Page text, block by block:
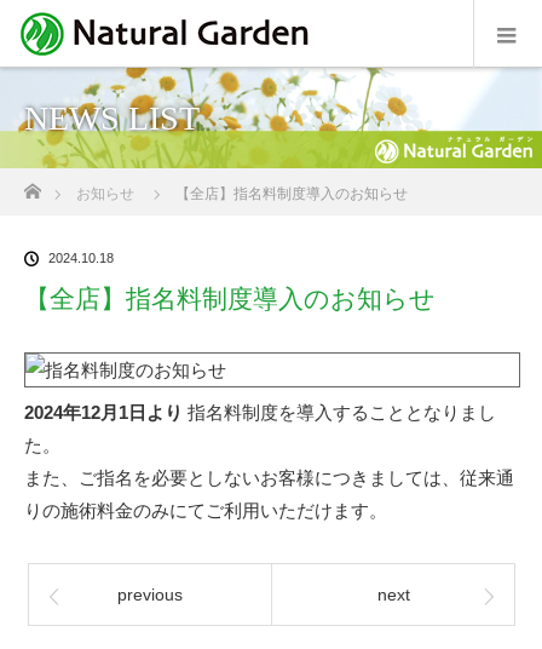
NEWS LIST
ホーム
お知らせ 【全店】指名料制度導入のお知らせ
2024.10.18
【全店】指名料制度導入のお知らせ
2024年12月1日より 指名料制度を導入することとなりまし
た。
また、ご指名を必要としないお客様につきましては、従来通
りの施術料金のみにてご利用いただけます。
previous next